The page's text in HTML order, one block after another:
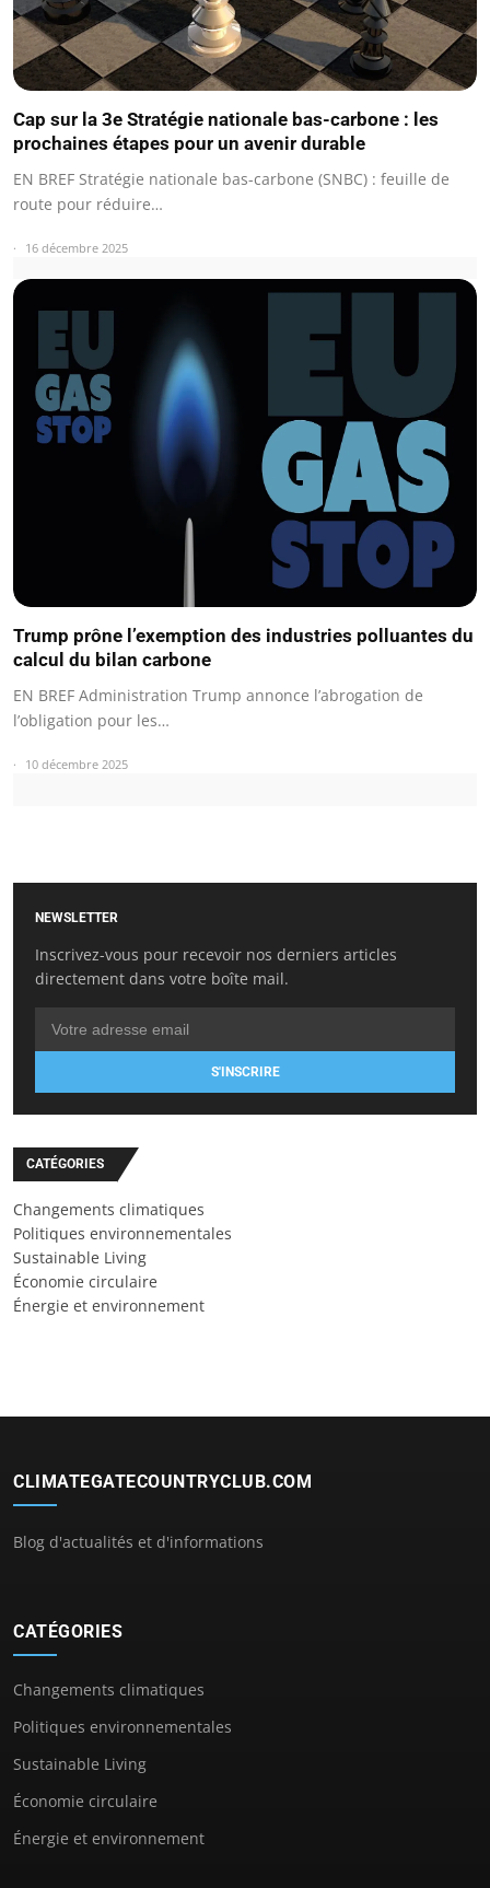
Cap sur la 3e Stratégie nationale bas-carbone : les
prochaines étapes pour un avenir durable
EN BREF Stratégie nationale bas-carbone (SNBC) : feuille de
route pour réduire…
16 décembre 2025
Trump prône l’exemption des industries polluantes du
calcul du bilan carbone
EN BREF Administration Trump annonce l’abrogation de
l’obligation pour les…
10 décembre 2025
NEWSLETTER
Inscrivez-vous pour recevoir nos derniers articles
directement dans votre boîte mail.
S'INSCRIRE
CATÉGORIES
Changements climatiques
Politiques environnementales
Sustainable Living
Économie circulaire
Énergie et environnement
CLIMATEGATECOUNTRYCLUB.COM
Blog d'actualités et d'informations
CATÉGORIES
Changements climatiques
Politiques environnementales
Sustainable Living
Économie circulaire
Énergie et environnement